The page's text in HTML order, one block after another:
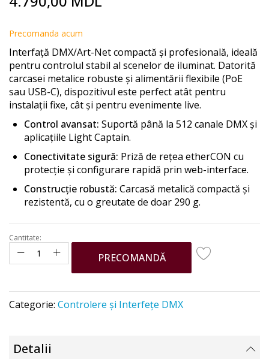
beginning
of
the
images
gallery
Precomanda acum
Interfață DMX/Art-Net compactă și profesională, ideală
pentru controlul stabil al scenelor de iluminat. Datorită
carcasei metalice robuste și alimentării flexibile (PoE
sau USB-C), dispozitivul este perfect atât pentru
instalații fixe, cât și pentru evenimente live.
Control avansat: Suportă până la 512 canale DMX și
aplicațiile Light Captain.
Conectivitate sigură: Priză de rețea etherCON cu
protecție și configurare rapidă prin web-interface.
Construcție robustă: Carcasă metalică compactă și
rezistentă, cu o greutate de doar 290 g.
Cantitate:
PRECOMANDĂ
Categorie: Controlere și Interfețe DMX
Detalii